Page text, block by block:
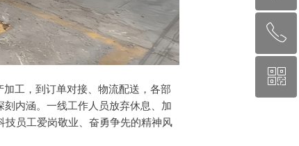
工，到订单对接、物流配送，各部
刻内涵。一线工作人员放弃休息、加
员工爱岗敬业、奋勇争先的精神风
回到顶部
ꂅ
18940858304
ꀥ